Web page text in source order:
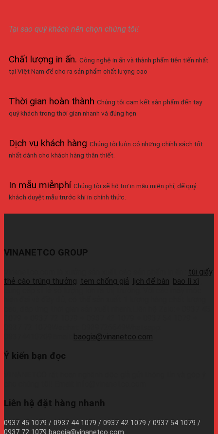
Tại sao quý khách nên chọn chúng tôi!
Chất lượng in ấn. Công nghệ in ấn và thành phẩm tiên tiến nhất
tại Việt Nam để cho ra sản phẩm chất lượng cao
Thời gian hoàn thành Chúng tôi cam kết sản phẩm đến tay
quý khách trong thời gian nhanh và đúng hẹn
Dịch vụ khách hàng Chúng tôi luôn có những chính sách tốt
nhất dành cho khách hàng thân thiết.
In mẫu miễnphí Chúng tôi sẽ hỗ trợ in mẫu miễn phí, để quý
khách duyệt mẫu trước khi in chính thức.
VINANETCO GROUP
túi giấy
thẻ cào trúng thưởng tem chống giả lịch để bàn bao lì xì
baogia@vinanetco.com
Ý kiến bạn đọc
Liên hệ đặt hàng nhanh
0937 45 1079 / 0937 44 1079 / 0937 42 1079 / 0937 54 1079 /
0937 72 1079 baogia@vinanetco.com